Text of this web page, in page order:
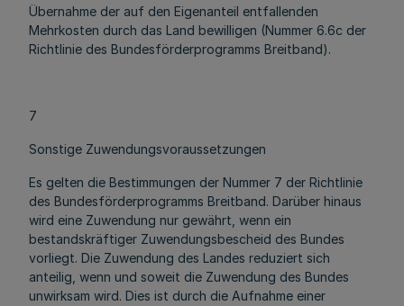
Übernahme der auf den Eigenanteil entfallenden
Mehrkosten durch das Land bewilligen (Nummer 6.6c der
Richtlinie des Bundesförderprogramms Breitband).
7
Sonstige Zuwendungsvoraussetzungen
Es gelten die Bestimmungen der Nummer 7 der Richtlinie
des Bundesförderprogramms Breitband. Darüber hinaus
wird eine Zuwendung nur gewährt, wenn ein
bestandskräftiger Zuwendungsbescheid des Bundes
vorliegt. Die Zuwendung des Landes reduziert sich
anteilig, wenn und soweit die Zuwendung des Bundes
unwirksam wird. Dies ist durch die Aufnahme einer